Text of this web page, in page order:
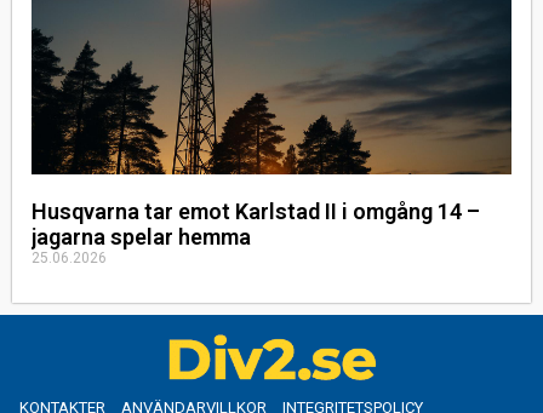
Husqvarna tar emot Karlstad II i omgång 14 –
jagarna spelar hemma
25.06.2026
KONTAKTER ANVÄNDARVILLKOR INTEGRITETSPOLICY